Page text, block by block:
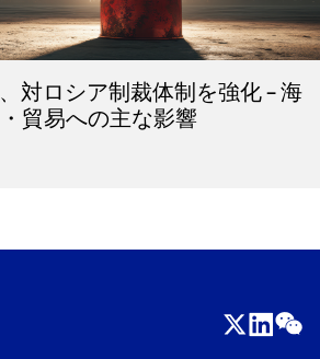
対ロシア制裁体制を強化 – 海
貿易への主な影響